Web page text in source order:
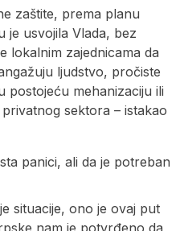
zaštite, prema planu
je usvojila Vlada, bez
lokalnim zajednicama da
ljudstvo, pročiste
postojeću mehanizaciju ili
sektora – istakao
panici, ali da je potreban
situacije, ono je ovaj put
nam je potvrđeno da